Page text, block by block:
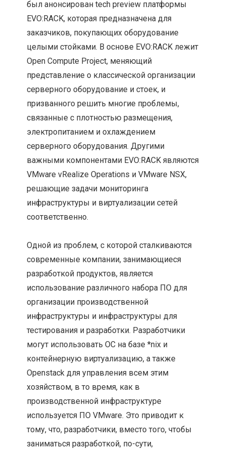
был анонсирован tech preview платформы
EVO:RACK, которая предназначена для
заказчиков, покупающих оборудование
целыми стойками. В основе EVO:RACK лежит
Open Compute Project, меняющий
представление о классической организации
серверного оборудование и стоек, и
призванного решить многие проблемы,
связанные с плотностью размещения,
электропитанием и охлаждением
серверного оборудования. Другими
важными компонентами EVO:RACK являются
VMware vRealize Operations и VMware NSX,
решающие задачи мониторинга
инфраструктуры и виртуализации сетей
соответственно.
Одной из проблем, с которой сталкиваются
современные компании, занимающиеся
разработкой продуктов, является
использование различного набора ПО для
организации производственной
инфраструктуры и инфраструктуры для
тестирования и разработки. Разработчики
могут использовать ОС на базе *nix и
контейнерную виртуализацию, а также
Openstack для управления всем этим
хозяйством, в то время, как в
производственной инфраструктуре
используется ПО VMware. Это приводит к
тому, что, разработчики, вместо того, чтобы
заниматься разработкой, по-сути,